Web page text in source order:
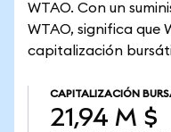
WTAO. Con un
WTAO, significa que
capitalización
CAPITALIZACIÓN
21,94 M $